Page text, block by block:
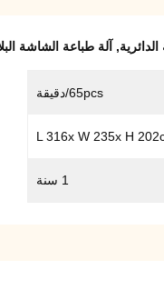
, آلة طباعة الشاشة
65pcs/دقيقة
L 316x W 235x H
1 سنة